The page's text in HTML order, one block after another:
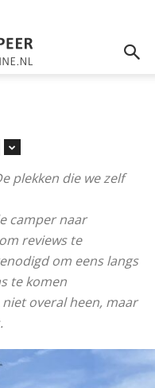
plekken die we zelf
camper naar
reviews te
om eens langs
te komen
overal heen, maar